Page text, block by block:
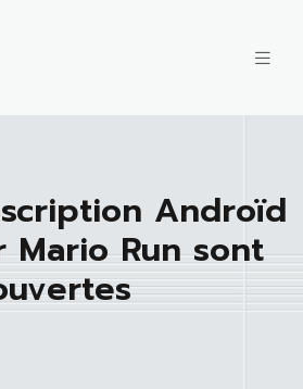
Androïd
Mario Run sont